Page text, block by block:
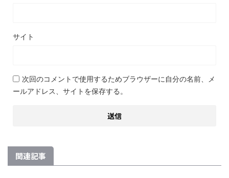
サイト
次回のコメントで使用するためブラウザーに自分の名前、メ
ールアドレス、サイトを保存する。
関連記事